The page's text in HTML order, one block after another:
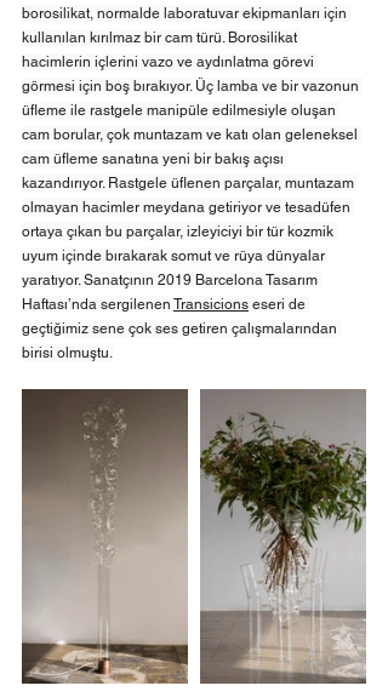
borosilikat, normalde laboratuvar ekipmanları için
kullanılan kırılmaz bir cam türü. Borosilikat
hacimlerin içlerini vazo ve aydınlatma görevi
görmesi için boş bırakıyor. Üç lamba ve bir vazonun
üfleme ile rastgele manipüle edilmesiyle oluşan
cam borular, çok muntazam ve katı olan geleneksel
cam üfleme sanatına yeni bir bakış açısı
kazandırıyor. Rastgele üflenen parçalar, muntazam
olmayan hacimler meydana getiriyor ve tesadüfen
ortaya çıkan bu parçalar, izleyiciyi bir tür kozmik
uyum içinde bırakarak somut ve rüya dünyalar
yaratıyor. Sanatçının 2019 Barcelona Tasarım
Haftası’nda sergilenen Transicions eseri de
geçtiğimiz sene çok ses getiren çalışmalarından
birisi olmuştu.